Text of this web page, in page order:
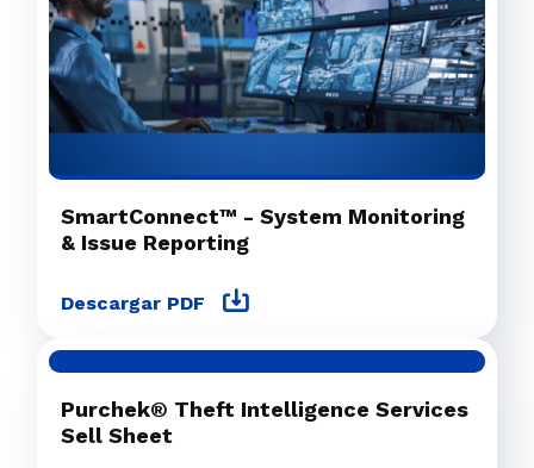
SmartConnect™ - System Monitoring
& Issue Reporting
Descargar PDF
Purchek® Theft Intelligence Services
Sell Sheet